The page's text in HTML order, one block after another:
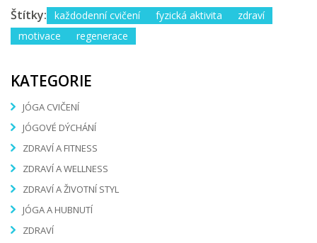
Štítky: každodenní cvičení fyzická aktivita
zdraví
motivace
regenerace
KATEGORIE
JÓGA CVIČENÍ
JÓGOVÉ DÝCHÁNÍ
ZDRAVÍ A FITNESS
ZDRAVÍ A WELLNESS
ZDRAVÍ A ŽIVOTNÍ STYL
JÓGA A HUBNUTÍ
ZDRAVÍ